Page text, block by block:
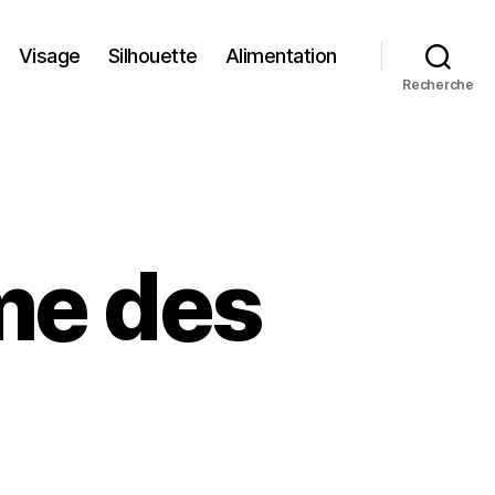
Visage Silhouette Alimentation
Recherche
des